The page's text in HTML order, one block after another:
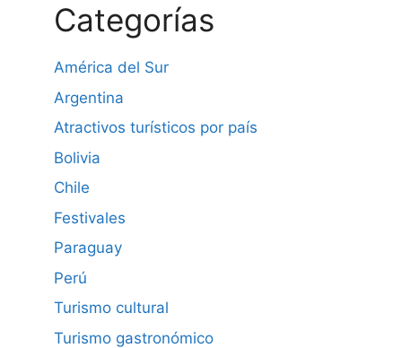
Categorías
América del Sur
Argentina
Atractivos turísticos por país
Bolivia
Chile
Festivales
Paraguay
Perú
Turismo cultural
Turismo gastronómico